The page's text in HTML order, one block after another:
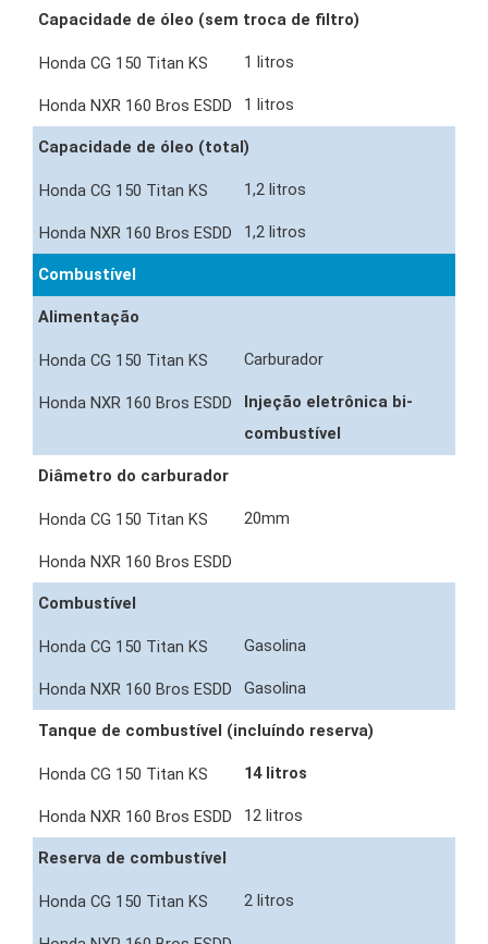
Capacidade de óleo (sem troca de filtro)
1 litros
1 litros
Capacidade de óleo (total)
1,2 litros
1,2 litros
Combustível
Alimentação
Carburador
Injeção eletrônica bi-
combustível
Diâmetro do carburador
20mm
Combustível
Gasolina
Gasolina
Tanque de combustível (incluíndo reserva)
14 litros
12 litros
Reserva de combustível
2 litros